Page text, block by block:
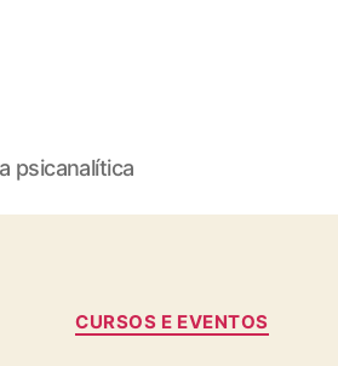
psicanalítica
Categorias
CURSOS E EVENTOS